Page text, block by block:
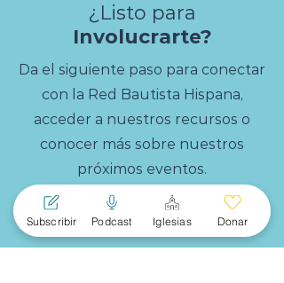
¿Listo para
Involucrarte?
Da el siguiente paso para conectar
con la Red Bautista Hispana,
acceder a nuestros recursos o
conocer más sobre nuestros
próximos eventos.
Subscríbete
Subscribir Podcast Iglesias Donar